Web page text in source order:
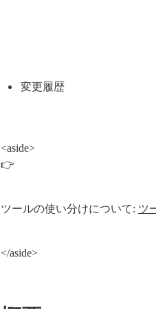
変更履歴
<aside>
👉
ツールの使い分けについて: ツ
</aside>